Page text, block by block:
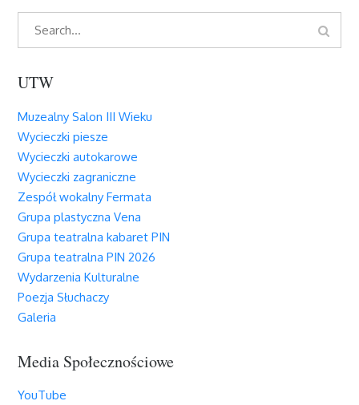
Search
UTW
Muzealny Salon III Wieku
Wycieczki piesze
Wycieczki autokarowe
Wycieczki zagraniczne
Zespół wokalny Fermata
Grupa plastyczna Vena
Grupa teatralna kabaret PIN
Grupa teatralna PIN 2026
Wydarzenia Kulturalne
Poezja Słuchaczy
Galeria
Media Społecznościowe
YouTube